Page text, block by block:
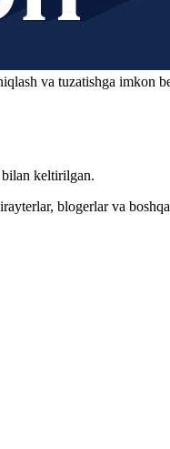
va tuzatishga imkon
keltirilgan.
blogerlar va